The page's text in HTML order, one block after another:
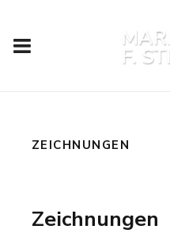
ZEICHNUNGEN
Zeichnungen